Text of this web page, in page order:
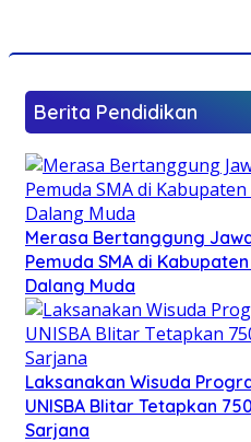
Berita Pendidikan
Merasa Bertanggung
Pemuda SMA di
Dalang Muda
Laksanakan Wisuda
UNISBA Blitar Tetapkan
Sarjana